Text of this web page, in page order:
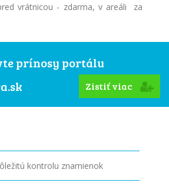
vrátnicou - zdarma, v areáli za
prínosy portálu
Zistiť viac
kontrolu znamienok